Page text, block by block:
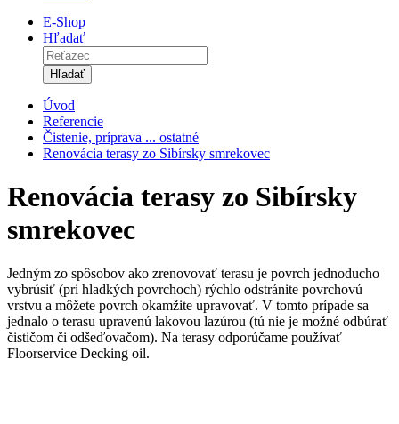
E-Shop
Hľadať
Úvod
Referencie
Čistenie, príprava ... ostatné
Renovácia terasy zo Sibírsky smrekovec
Renovácia terasy zo Sibírsky
smrekovec
Jedným zo spôsobov ako zrenovovať terasu je povrch jednoducho
vybrúsiť (pri hladkých povrchoch) rýchlo odstránite povrchovú
vrstvu a môžete povrch okamžite upravovať. V tomto prípade sa
jednalo o terasu upravenú lakovou lazúrou (tú nie je možné odbúrať
čističom či odšeďovačom). Na terasy odporúčame používať
Floorservice Decking oil.